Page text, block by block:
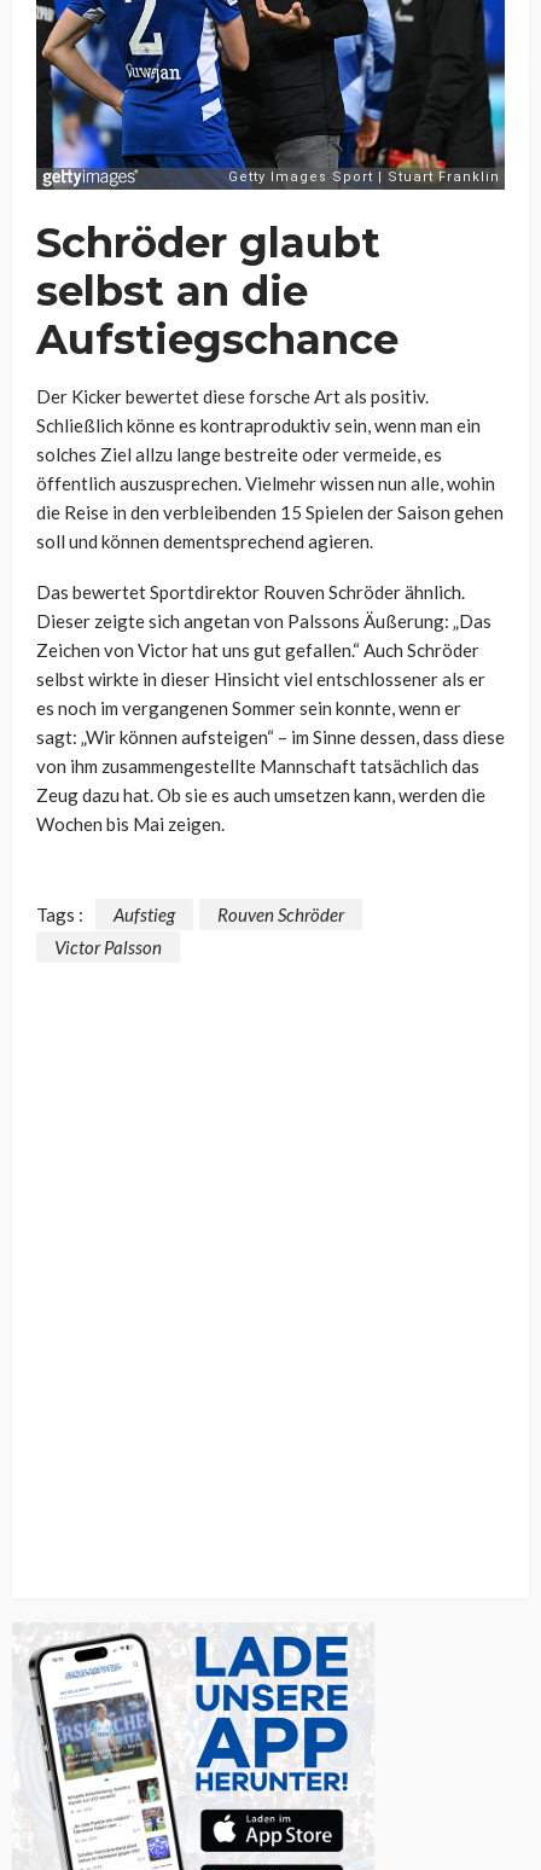
Schröder glaubt
selbst an die
Aufstiegschance
Der Kicker bewertet diese forsche Art als positiv.
Schließlich könne es kontraproduktiv sein, wenn man ein
solches Ziel allzu lange bestreite oder vermeide, es
öffentlich auszusprechen. Vielmehr wissen nun alle, wohin
die Reise in den verbleibenden 15 Spielen der Saison gehen
soll und können dementsprechend agieren.
Das bewertet Sportdirektor Rouven Schröder ähnlich.
Dieser zeigte sich angetan von Palssons Äußerung: „Das
Zeichen von Victor hat uns gut gefallen.“ Auch Schröder
selbst wirkte in dieser Hinsicht viel entschlossener als er
es noch im vergangenen Sommer sein konnte, wenn er
sagt: „Wir können aufsteigen“ – im Sinne dessen, dass diese
von ihm zusammengestellte Mannschaft tatsächlich das
Zeug dazu hat. Ob sie es auch umsetzen kann, werden die
Wochen bis Mai zeigen.
Tags : Aufstieg
Rouven Schröder
Victor Palsson